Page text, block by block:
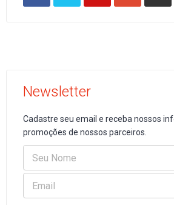
Newsletter
Cadastre seu email e receba nossos
promoções de nossos parceiros.